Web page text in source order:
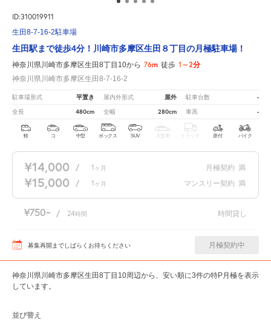
ID:310019911
生田8-7-16-2駐車場
生田駅まで徒歩4分！川崎市多摩区生田８丁目の月極駐車場！
神奈川県川崎市多摩区生田8丁目10から 76m 徒歩 1～2分
神奈川県川崎市多摩区生田8-7-16-2
駐車場形式 平置き 屋内外形式 屋外 駐車台数 -
全長 480cm 全幅 280cm 車高 -
軽 コ 中型 ボックス SUV 大型車 トラック 原付 バイク
¥14,000 / 1 ヶ月 月極契約 満
¥15,000 / 1 ヶ月 マンスリー契約 満
¥750 / 24時間 時間貸し
募集再開までしばらくお待ちください 月極契約中
神奈川県川崎市多摩区生田8丁目10周辺から、安い順に3件の特P月極を表示
しています。
並び替え